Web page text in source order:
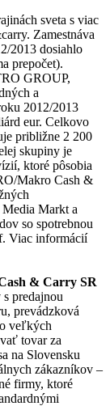
sveta s viac
Zamestnáva
2013 dosiahlo
prepočet).
GROUP,
a
2012/2013
eur. Celkovo
približne 2 200
skupiny je
ktoré pôsobia
Makro Cash &
Markt a
so spotrebnou
Viac informácií
& Carry SR
predajnou
prevádzková
veľkých
tovar za
na Slovensku
zákazníkov –
firmy, ktoré